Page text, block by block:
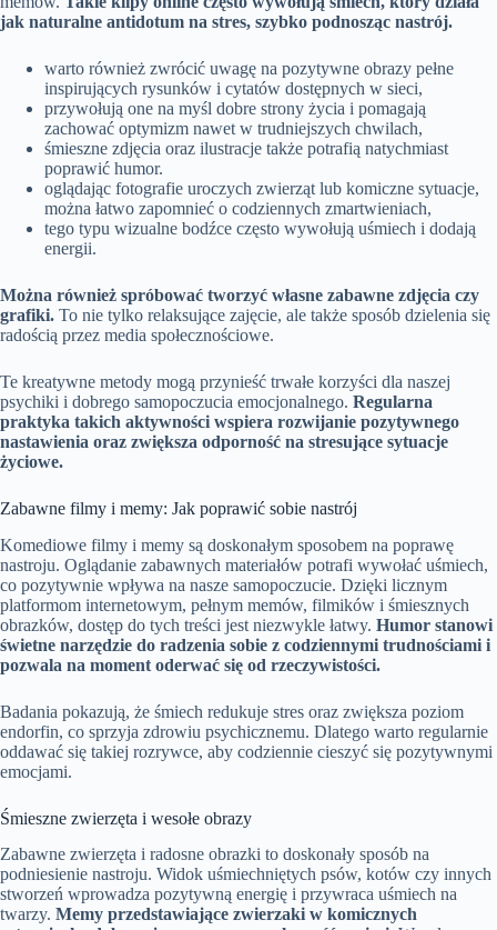
jak naturalne antidotum na stres, szybko podnosząc nastrój.
warto również zwrócić uwagę na pozytywne obrazy pełne
inspirujących rysunków i cytatów dostępnych w sieci,
przywołują one na myśl dobre strony życia i pomagają
zachować optymizm nawet w trudniejszych chwilach,
śmieszne zdjęcia oraz ilustracje także potrafią natychmiast
poprawić humor.
oglądając fotografie uroczych zwierząt lub komiczne sytuacje,
można łatwo zapomnieć o codziennych zmartwieniach,
tego typu wizualne bodźce często wywołują uśmiech i dodają
energii.
Można również spróbować tworzyć własne zabawne zdjęcia czy
grafiki. To nie tylko relaksujące zajęcie, ale także sposób dzielenia się
radością przez media społecznościowe.
Te kreatywne metody mogą przynieść trwałe korzyści dla naszej
psychiki i dobrego samopoczucia emocjonalnego. Regularna
praktyka takich aktywności wspiera rozwijanie pozytywnego
nastawienia oraz zwiększa odporność na stresujące sytuacje
życiowe.
Zabawne filmy i memy: Jak poprawić sobie nastrój
Komediowe filmy i memy są doskonałym sposobem na poprawę
nastroju. Oglądanie zabawnych materiałów potrafi wywołać uśmiech,
co pozytywnie wpływa na nasze samopoczucie. Dzięki licznym
platformom internetowym, pełnym memów, filmików i śmiesznych
obrazków, dostęp do tych treści jest niezwykle łatwy. Humor stanowi
świetne narzędzie do radzenia sobie z codziennymi trudnościami i
pozwala na moment oderwać się od rzeczywistości.
Badania pokazują, że śmiech redukuje stres oraz zwiększa poziom
endorfin, co sprzyja zdrowiu psychicznemu. Dlatego warto regularnie
oddawać się takiej rozrywce, aby codziennie cieszyć się pozytywnymi
emocjami.
Śmieszne zwierzęta i wesołe obrazy
Zabawne zwierzęta i radosne obrazki to doskonały sposób na
podniesienie nastroju. Widok uśmiechniętych psów, kotów czy innych
stworzeń wprowadza pozytywną energię i przywraca uśmiech na
twarzy. Memy przedstawiające zwierzaki w komicznych